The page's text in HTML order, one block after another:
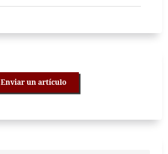
Enviar un artículo